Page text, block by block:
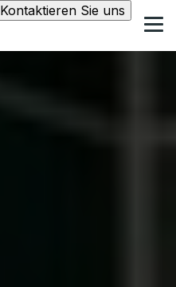
Kontaktieren Sie uns